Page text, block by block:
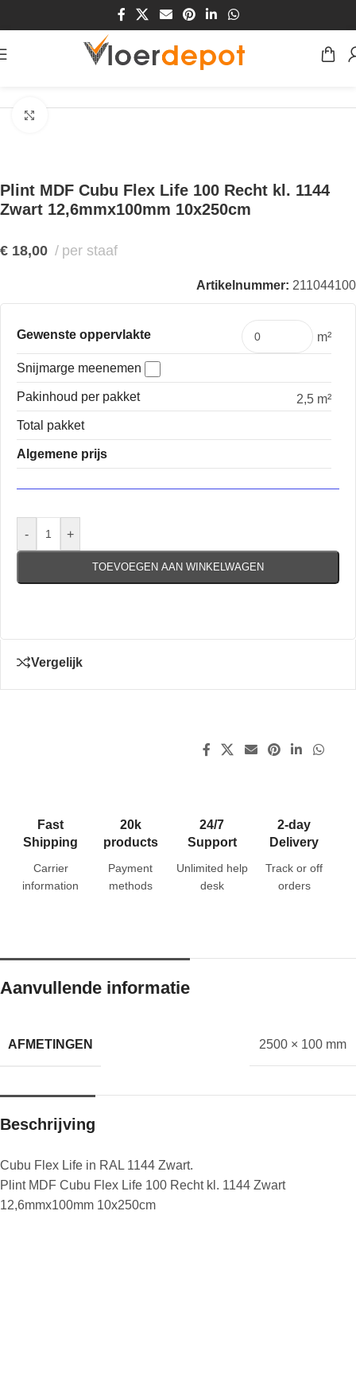
Plint MDF Cubu Flex Life 100 Recht kl. 1144
Zwart 12,6mmx100mm 10x250cm
€ 18,00 per staaf
Artikelnummer: 211044100
Gewenste oppervlakte m²
Snijmarge meenemen
Pakinhoud per pakket
2,5 m²
Total pakket
Algemene prijs
- +
TOEVOEGEN AAN WINKELWAGEN
Vergelijk
Fast
Shipping
Carrier
information
20k
products
Payment
methods
24/7
Support
Unlimited help
desk
2-day
Delivery
Track or off
orders
Aanvullende informatie
AFMETINGEN 2500 × 100 mm
Beschrijving
Cubu Flex Life in RAL 1144 Zwart.
Plint MDF Cubu Flex Life 100 Recht kl. 1144 Zwart
12,6mmx100mm 10x250cm